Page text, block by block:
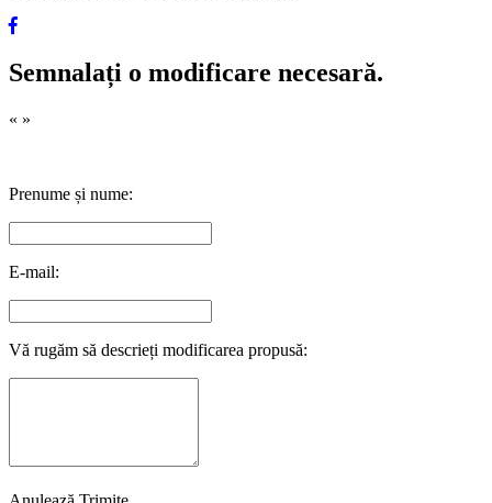
Semnalați o modificare necesară.
« »
Prenume și nume:
E-mail:
Vă rugăm să descrieți modificarea propusă: